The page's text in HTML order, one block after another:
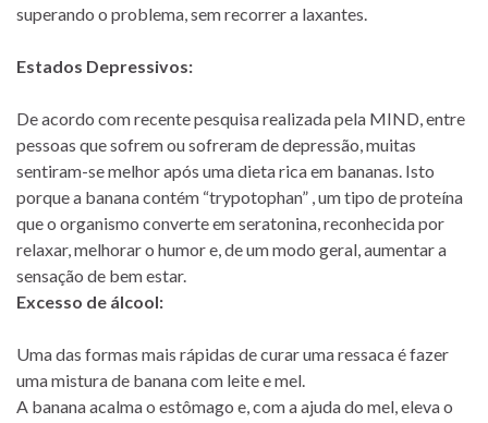
superando o problema, sem recorrer a laxantes.
Estados Depressivos:
De acordo com recente pesquisa realizada pela MIND, entre
pessoas que sofrem ou sofreram de depressão, muitas
sentiram-se melhor após uma dieta rica em bananas. Isto
porque a banana contém “trypotophan” , um tipo de proteína
que o organismo converte em seratonina, reconhecida por
relaxar, melhorar o humor e, de um modo geral, aumentar a
sensação de bem estar.
Excesso de álcool:
Uma das formas mais rápidas de curar uma ressaca é fazer
uma mistura de banana com leite e mel.
A banana acalma o estômago e, com a ajuda do mel, eleva o